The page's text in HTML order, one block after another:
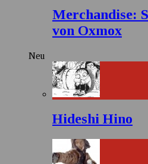
Merchandise:
von Oxmox
Neu
Hideshi Hino